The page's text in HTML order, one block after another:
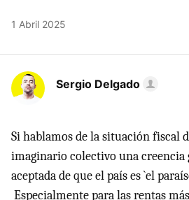
1 Abril 2025
Sergio Delgado
Si hablamos de la situación fiscal
imaginario colectivo una creencia
aceptada de que el país es `el
Especialmente para las rentas